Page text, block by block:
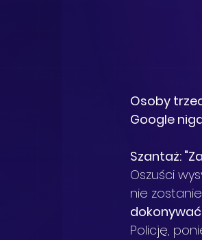
Osoby
Google
Szantaż:
Oszuści
nie
Policję,